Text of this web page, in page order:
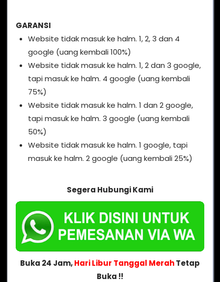
GARANSI
Website tidak masuk ke halm. 1, 2, 3 dan 4
google (uang kembali 100%)
Website tidak masuk ke halm. 1, 2 dan 3 google,
tapi masuk ke halm. 4 google (uang kembali
75%)
Website tidak masuk ke halm. 1 dan 2 google,
tapi masuk ke halm. 3 google (uang kembali
50%)
Website tidak masuk ke halm. 1 google, tapi
masuk ke halm. 2 google (uang kembali 25%)
Segera Hubungi Kami
Buka 24 Jam,Hari Libur Tanggal MerahTetap
Buka !!